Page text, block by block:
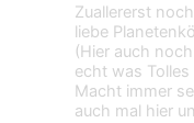
Zuallererst
liebe
(Hier auch
echt was
Macht immer
auch mal hier